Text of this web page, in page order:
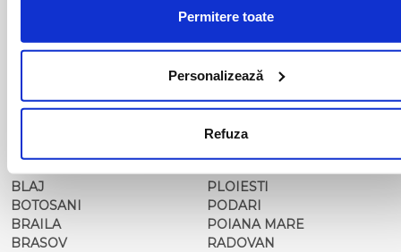
Permitere toate
Personalizează
Refuza
BALS-IS
BALS-OT
BECHET
BLAJ
BOTOSANI
BRAILA
BRASOV
ORADEA
PASCANI
PERICEI
PETROSANI
PIATRA NEAMT
PLOIESTI
PODARI
POIANA MARE
RADOVAN